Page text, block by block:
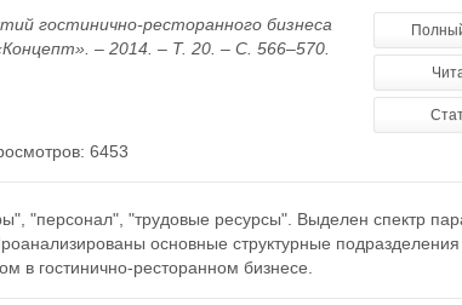
гостинично-ресторанного бизнеса
– 2014. – Т. 20. – С. 566–570.
6453
"персонал", "трудовые ресурсы". Выделен спектр
основные структурные
в гостинично-ресторанном бизнесе.